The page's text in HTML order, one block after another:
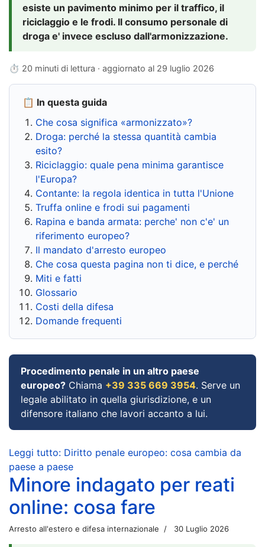
esiste un pavimento minimo per il traffico, il
riciclaggio e le frodi. Il consumo personale di
droga e' invece escluso dall'armonizzazione.
⏱ 20 minuti di lettura · aggiornato al 29 luglio 2026
📋 In questa guida
Che cosa significa «armonizzato»?
Droga: perché la stessa quantità cambia
esito?
Riciclaggio: quale pena minima garantisce
l'Europa?
Contante: la regola identica in tutta l'Unione
Truffa online e frodi sui pagamenti
Rapina e banda armata: perche' non c'e' un
riferimento europeo?
Il mandato d'arresto europeo
Che cosa questa pagina non ti dice, e perché
Miti e fatti
Glossario
Costi della difesa
Domande frequenti
Procedimento penale in un altro paese
europeo? Chiama +39 335 669 3954. Serve un
legale abilitato in quella giurisdizione, e un
difensore italiano che lavori accanto a lui.
Leggi tutto: Diritto penale europeo: cosa cambia da
paese a paese
Minore indagato per reati
online: cosa fare
Arresto all'estero e difesa internazionale 30 Luglio 2026